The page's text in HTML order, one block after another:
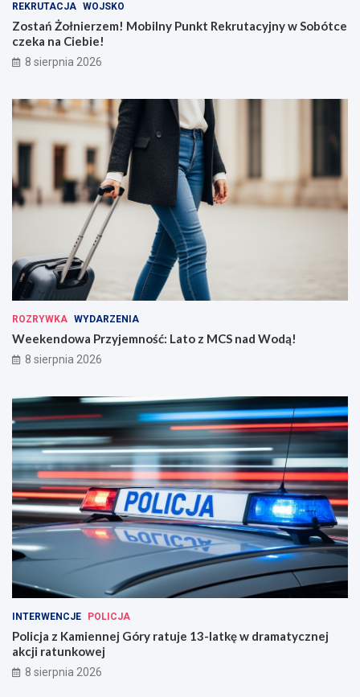
REKRUTACJA WOJSKO
Zostań Żołnierzem! Mobilny Punkt Rekrutacyjny w Sobótce
czeka na Ciebie!
8 sierpnia 2026
ROZRYWKA WYDARZENIA
Weekendowa Przyjemność: Lato z MCS nad Wodą!
8 sierpnia 2026
INTERWENCJE POLICJA
Policja z Kamiennej Góry ratuje 13-latkę w dramatycznej
akcji ratunkowej
8 sierpnia 2026